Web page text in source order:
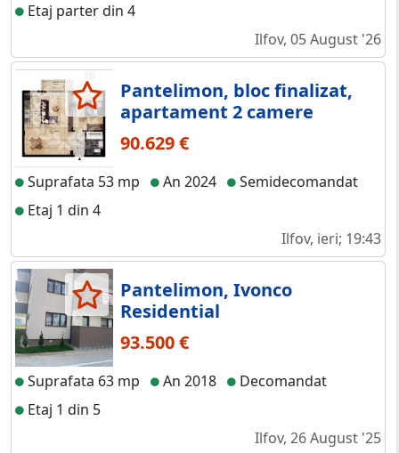
Etaj parter din 4
Ilfov, 05 August '26
Pantelimon, bloc finalizat,
apartament 2 camere
90.629 €
Suprafata 53 mp An 2024
Semidecomandat
Etaj 1 din 4
Ilfov, ieri; 19:43
Pantelimon, Ivonco
Residential
93.500 €
Suprafata 63 mp An 2018
Decomandat
Etaj 1 din 5
Ilfov, 26 August '25